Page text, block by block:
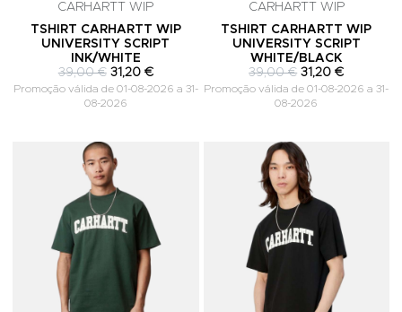
CARHARTT WIP
TSHIRT CARHARTT WIP
UNIVERSITY SCRIPT
INK/WHITE
39,00 € 31,20 €
Promoção válida de 01-08-2026 a 31-
08-2026
CARHARTT WIP
TSHIRT CARHARTT WIP
UNIVERSITY SCRIPT
WHITE/BLACK
39,00 € 31,20 €
Promoção válida de 01-08-2026 a 31-
08-2026
Adicionar aos Favoritos